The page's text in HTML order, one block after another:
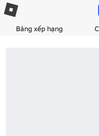
Bảng xếp hạng